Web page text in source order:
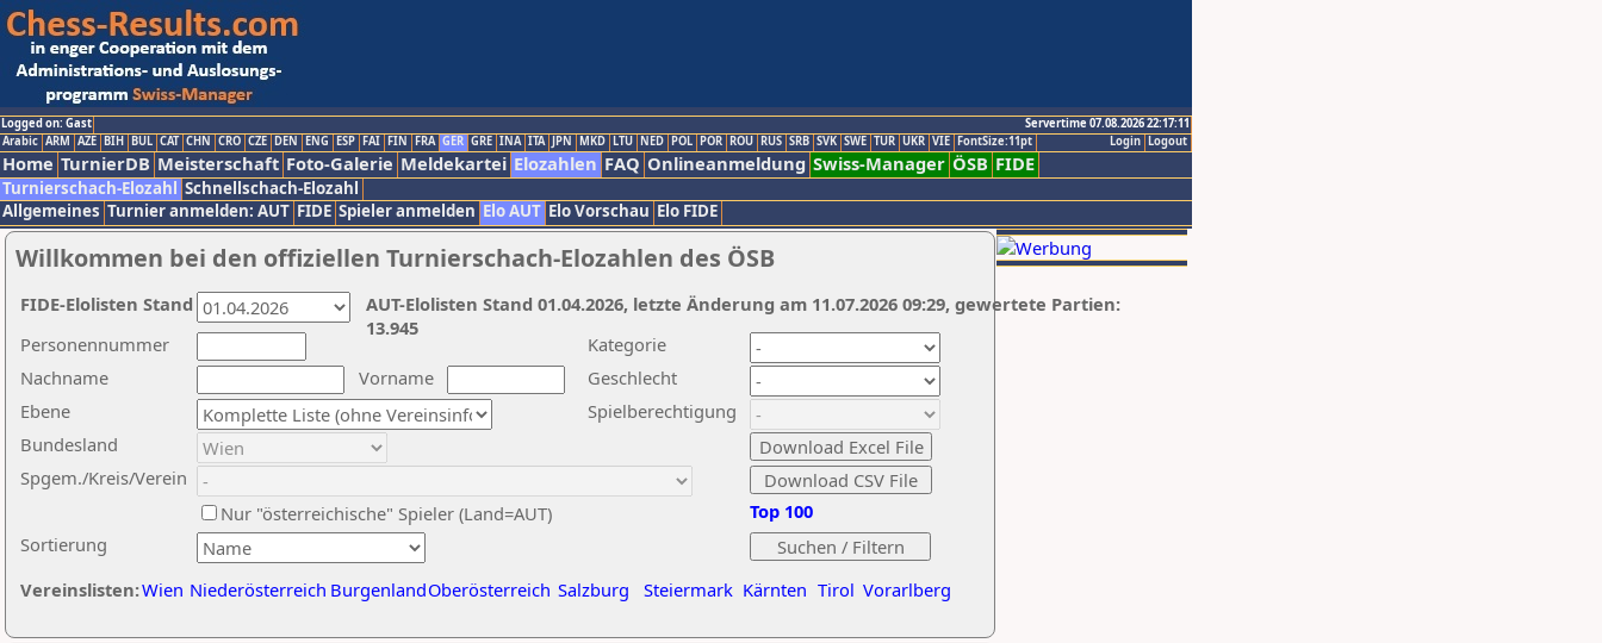
Logged on: Gast
Servertime 07.08.2026 22:17:11
Logout
Login
Arabic ARM AZE BIH BUL CAT CHN CRO CZE DEN ENG ESP FAI FIN FRA GER GRE INA ITA JPN MKD LTU NED POL POR ROU RUS SRB SVK SWE TUR UKR VIE FontSize:11pt
Home TurnierDB Meisterschaft Foto-Galerie Meldekartei Elozahlen FAQ Onlineanmeldung Swiss-Manager ÖSB FIDE
Turnierschach-Elozahl Schnellschach-Elozahl
Allgemeines Turnier anmelden: AUT FIDE Spieler anmelden Elo AUT Elo Vorschau Elo FIDE
Willkommen bei den offiziellen Turnierschach-Elozahlen des ÖSB
Nachname
Vorname
Ebene
Kategorie
Sortierung
Personennummer
Bundesland
Spgem./Kreis/Verein
Geschlecht
Nur "österreichische" Spieler (Land=AUT)
Spielberechtigung
Vereinslisten:Wien Niederösterreich BurgenlandOberösterreich Salzburg Steiermark Kärnten Tirol Vorarlberg
Top 100
AUT-Elolisten Stand 01.04.2026, letzte Änderung am 11.07.2026 09:29, gewertete Partien:
13.945
FIDE-Elolisten Stand